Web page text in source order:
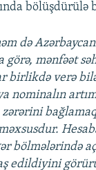
bölüşdürülə
də
görə, mənfəət
birlikdə verə
nominalın
bölmələrində
edildiyini